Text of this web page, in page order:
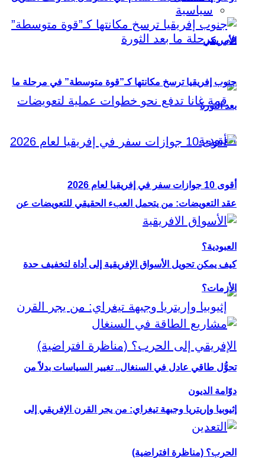
الأمريكي
عقد التعويضات: من يتحمل العبء الحقيقي للتعويضات عن
العبودية؟
إثيوبيا وإريتريا وجبهة تيغراي: من يجر القرن الإفريقي إلى
الحرب؟ (مناظرة افتراضية)
سياسية
جنوب إفريقيا ترسخ مكانتها كـ”قوة متوسطة” في مرحلة ما
بعد الثورة
أقوى 10 جوازات سفر في إفريقيا لعام 2026
كيف يمكن تحويل الأسواق الإفريقية إلى أداة لتخفيف حدة
الأزمات؟
تحوُّل طاقي عادل في السنغال.. تغيير السياسات بدلاً من
دوّامة الديون